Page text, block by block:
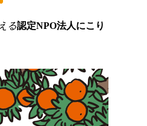
る認定NPO法人にこり